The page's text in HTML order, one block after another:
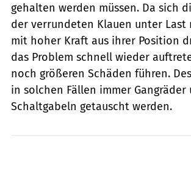
gehalten werden müssen. Da sich
der verrundeten Klauen unter Last
mit hoher Kraft aus ihrer Position
das Problem schnell wieder
noch größeren Schäden führen.
in solchen Fällen immer Gangräder
Schaltgabeln getauscht werden.